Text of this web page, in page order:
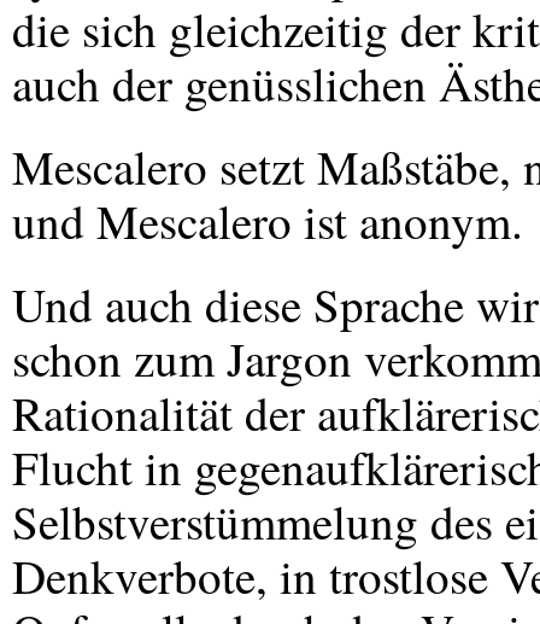
die sich gleichzeitig der
auch der genüsslichen
Mescalero setzt
und Mescalero ist anonym.
Und auch diese Sprache
schon zum Jargon
Rationalität der
Flucht in
Selbstverstümmelung des
Denkverbote, in trostlose